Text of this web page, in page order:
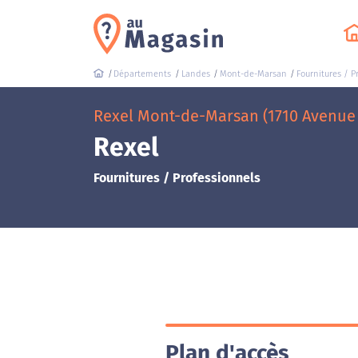
Départements Landes Mont-de-Marsan Fournitures /
Rexel Mont-de-Marsan (1710
Rexel
Fournitures / Professionnels